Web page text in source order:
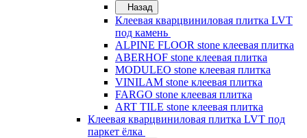
Назад
Клеевая кварцвиниловая плитка LVT
под камень
ALPINE FLOOR stone клеевая плитка
ABERHOF stone клеевая плитка
MODULEO stone клеевая плитка
VINILAM stone клеевая плитка
FARGO stone клеевая плитка
ART TILE stone клеевая плитка
Клеевая кварцвиниловая плитка LVT под
паркет ёлка